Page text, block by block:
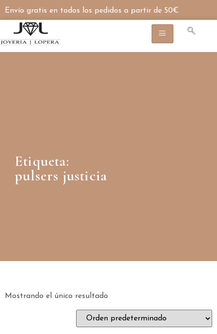
Envío gratis en todos los pedidos a partir de 50€
Etiqueta:
pulsers justicia
Mostrando el único resultado